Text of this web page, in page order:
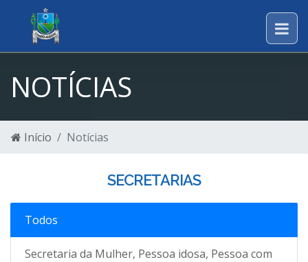
NOTÍCIAS
Início Notícias
SECRETARIAS
Todos
Secretaria da Mulher, Pessoa idosa, Pessoa com